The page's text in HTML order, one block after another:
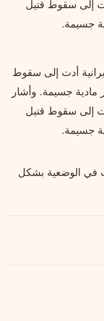
إلى سقوط قتيل
جسيمة.
أدت إلى سقوط
جسيمة. وأشار
إلى سقوط قتيل
جسيمة.
في الوضعية بشكل